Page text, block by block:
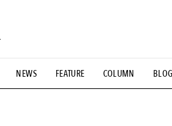
NEWS FEATURE COLUMN BLOG
逸品 #ESSENTIAL DESIGNS #古着
YouTube #Commune H #FOCUS IT